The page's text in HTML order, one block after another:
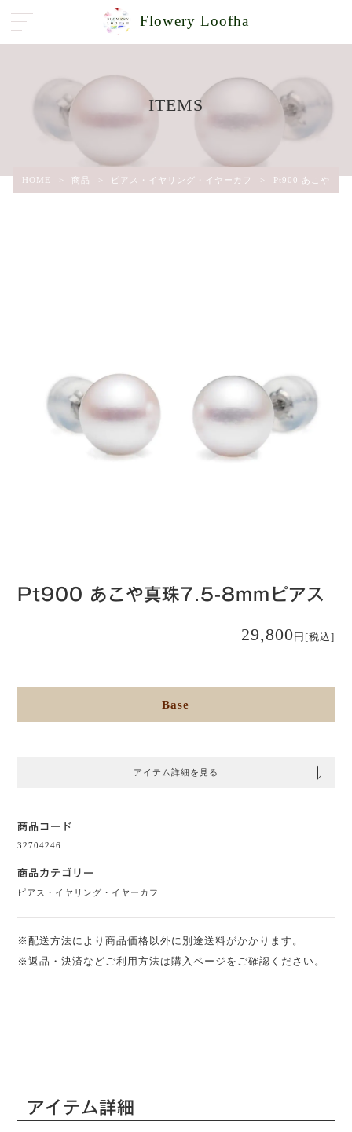
Flowery Loofha
ITEMS
HOME > 商品 > ピアス・イヤリング・イヤーカフ > Pt900 あこや真
Pt900 あこや真珠7.5-8mmピアス
29,800円 [税込]
Base
アイテム詳細を見る
商品コード
32704246
商品カテゴリー
ピアス・イヤリング・イヤーカフ
※配送方法により商品価格以外に別途送料がかかります。
※返品・決済などご利用方法は購入ページをご確認ください。
アイテム詳細